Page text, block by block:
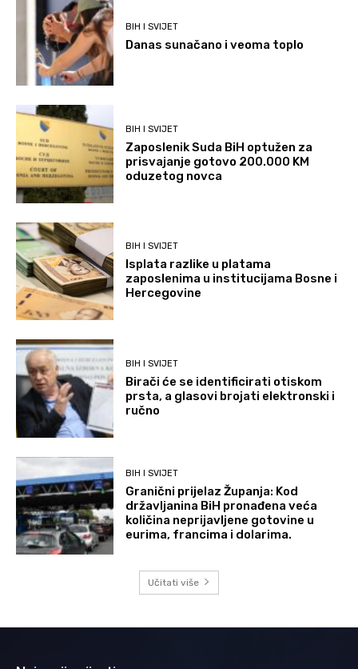
BIH I SVIJET
Danas sunačano i veoma toplo
BIH I SVIJET
Zaposlenik Suda BiH optužen za
prisvajanje gotovo 200.000 KM
oduzetog novca
BIH I SVIJET
Isplata razlike u platama
zaposlenima u institucijama Bosne i
Hercegovine
BIH I SVIJET
Birači će se identificirati otiskom
prsta, a glasovi brojati elektronski i
ručno
BIH I SVIJET
Granični prijelaz Županja: Kod
državljanina BiH pronađena veća
količina neprijavljene gotovine u
eurima, francima i dolarima.
Učitati više